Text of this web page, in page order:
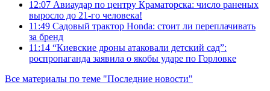
12:07 Авиаудар по центру Краматорска: число раненых
выросло до 21-го человека!
11:49 Садовый трактор Honda: стоит ли переплачивать
за бренд
11:14 “Киевские дроны атаковали детский сад”:
роспропаганда заявила о якобы ударе по Горловке
Все материалы по теме "Последние новости"